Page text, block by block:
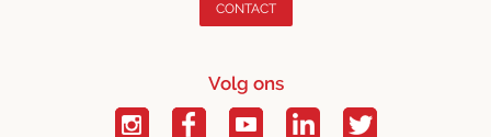
CONTACT
Volg ons